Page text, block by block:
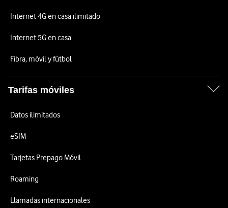
Internet 4G en casa ilimitado
Internet 5G en casa
Fibra, móvil y fútbol
Tarifas móviles
Datos ilimitados
eSIM
Tarjetas Prepago Móvil
Roaming
Llamadas internacionales